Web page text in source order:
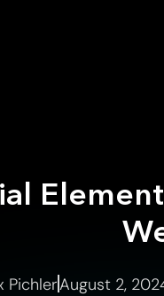
PichlerAugust 2,